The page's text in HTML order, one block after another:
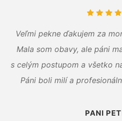
Veľmi pekne ďakujem za
Mala som obavy, ale páni
s celým postupom a všetko
Páni boli milí a
PANI